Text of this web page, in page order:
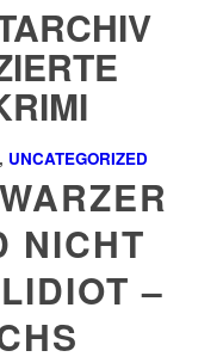
, UNCATEGORIZED
NICHT
–